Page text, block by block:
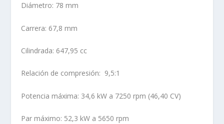
Diámetro: 78 mm
Carrera: 67,8 mm
Cilindrada: 647,95 cc
Relación de compresión: 9,5:1
Potencia máxima: 34,6 kW a 7250 rpm (46,40 CV)
Par máximo: 52,3 kW a 5650 rpm